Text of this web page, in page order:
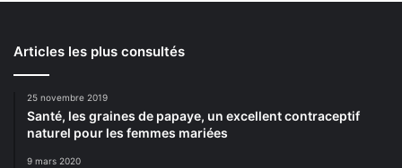
Articles les plus consultés
25 novembre 2019
Santé, les graines de papaye, un excellent contraceptif
naturel pour les femmes mariées
9 mars 2020